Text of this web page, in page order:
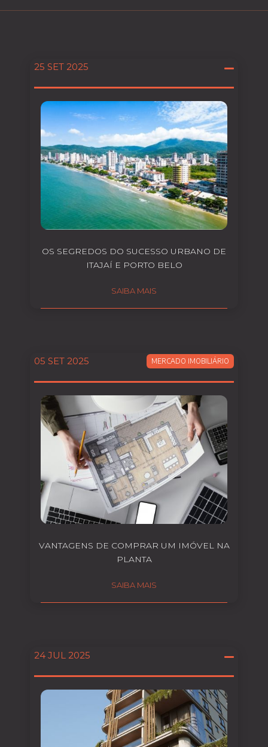
25 SET 2025
OS SEGREDOS DO SUCESSO URBANO DE
ITAJAÍ E PORTO BELO
SAIBA MAIS
05 SET 2025 MERCADO IMOBILIÁRIO
VANTAGENS DE COMPRAR UM IMÓVEL NA
PLANTA
SAIBA MAIS
24 JUL 2025